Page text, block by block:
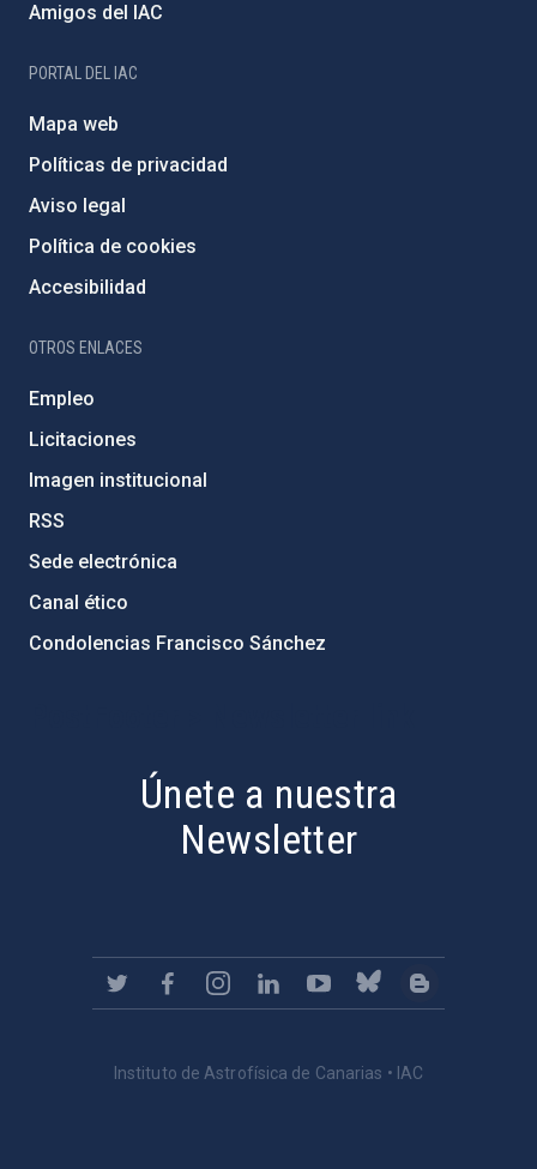
Amigos del IAC
PORTAL DEL IAC
Mapa web
Políticas de privacidad
Aviso legal
Política de cookies
Accesibilidad
OTROS ENLACES
Empleo
Licitaciones
Imagen institucional
RSS
Sede electrónica
Canal ético
Condolencias Francisco Sánchez
Únete a nuestra
Newsletter
Instituto de Astrofísica de Canarias • IAC